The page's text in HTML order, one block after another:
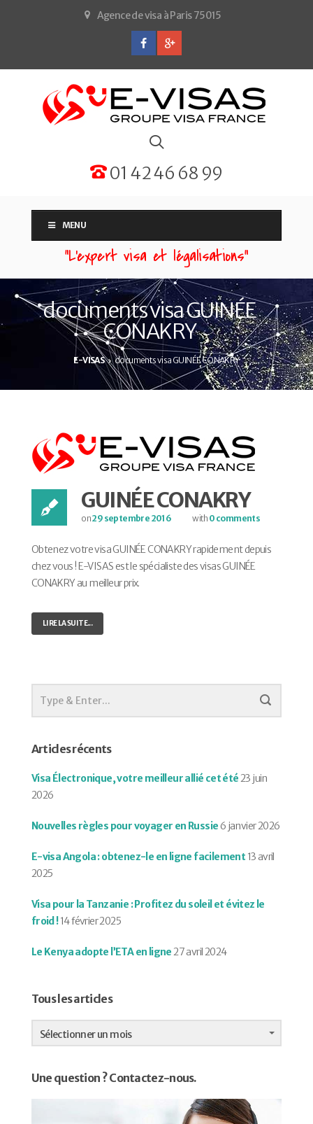
Agence de visa à Paris 75015
01 42 46 68 99
MENU
“L'expert visa et légalisations”
documents visa GUINÉE
CONAKRY
E-VISAS documents visa GUINÉE CONAKRY
GUINÉE CONAKRY
on29 septembre 2016 with 0 comments
Obtenez votre visa GUINÉE CONAKRY rapidement depuis
chez vous ! E-VISAS est le spécialiste des visas GUINÉE
CONAKRY au meilleur prix.
LIRE LA SUITE...
Articles récents
Visa Électronique, votre meilleur allié cet été23 juin
2026
Nouvelles règles pour voyager en Russie 6 janvier 2026
E-visa Angola : obtenez-le en ligne facilement 13 avril
2025
Visa pour la Tanzanie : Profitez du soleil et évitez le
froid !14 février 2025
Le Kenya adopte l’ETA en ligne27 avril 2024
Tous les articles
Tous
les
articles
Sélectionner un mois
Une question ? Contactez-nous.